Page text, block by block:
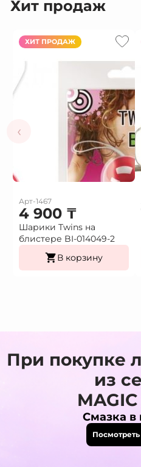
Хит продаж
‹
ХИТ ПРОДАЖ
Арт-1467
4 900 ₸
Шарики Twins на
блистере BI-014049-2
В корзину
При покупке
из
Смазка в